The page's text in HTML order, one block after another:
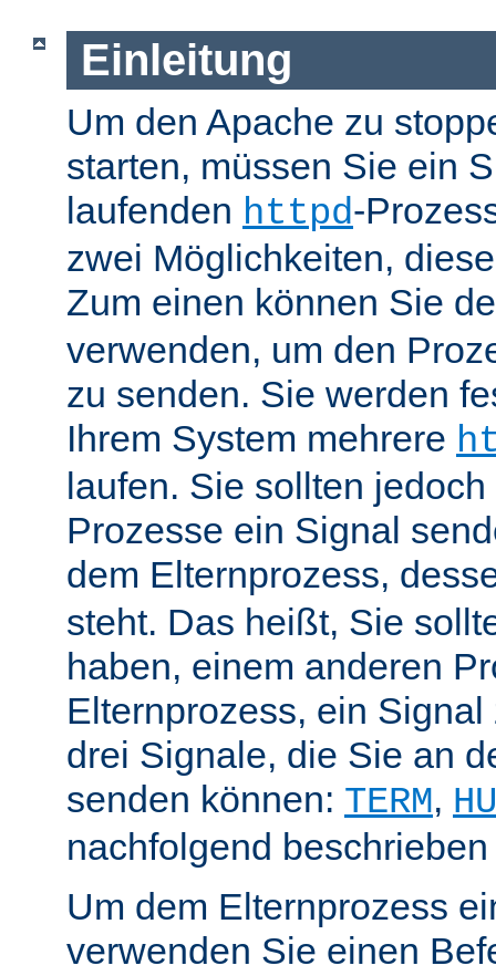
Einleitung
Um den Apache zu
starten, müssen Sie ein
laufenden httpd-
zwei Möglichkeiten,
Zum einen können Sie
verwenden, um den
zu senden. Sie werden
Ihrem System mehrere
laufen. Sie sollten
Prozesse ein Signal
dem Elternprozess,
steht. Das heißt, Sie
haben, einem anderen
Elternprozess, ein
drei Signale, die Sie an
senden können: TERM,
nachfolgend
Um dem Elternprozess
verwenden Sie einen